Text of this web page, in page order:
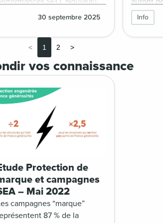
service mutualisé à disposition
30 septembre 2025
Impact+,
payant
Info
< 1 2 >
vos connaissance
Protection de
et campagnes
– Mai 2022
campagnes “marque”
87 % de la